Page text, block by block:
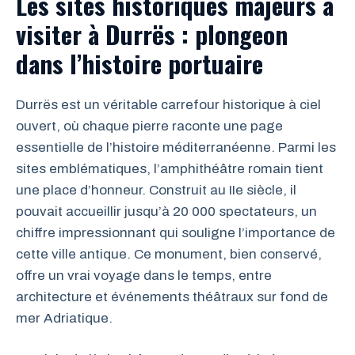
visiter à Durrës : plongeon
dans l’histoire portuaire
Durrës est un véritable carrefour historique à ciel
ouvert, où chaque pierre raconte une page
essentielle de l’histoire méditerranéenne. Parmi les
sites emblématiques, l’amphithéâtre romain tient
une place d’honneur. Construit au IIe siècle, il
pouvait accueillir jusqu’à 20 000 spectateurs, un
chiffre impressionnant qui souligne l’importance de
cette ville antique. Ce monument, bien conservé,
offre un vrai voyage dans le temps, entre
architecture et événements théâtraux sur fond de
mer Adriatique.